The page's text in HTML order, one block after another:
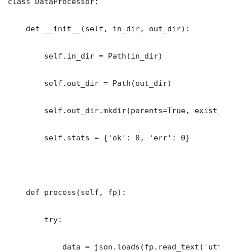
    def __init__(self, in_dir, out_dir):
        self.in_dir = Path(in_dir)
        self.out_dir = Path(out_dir)
self.out_dir.mkdir(parents=True,
        self.stats = {'ok': 0, 'err': 0}
    def process(self, fp):
        try:
data =